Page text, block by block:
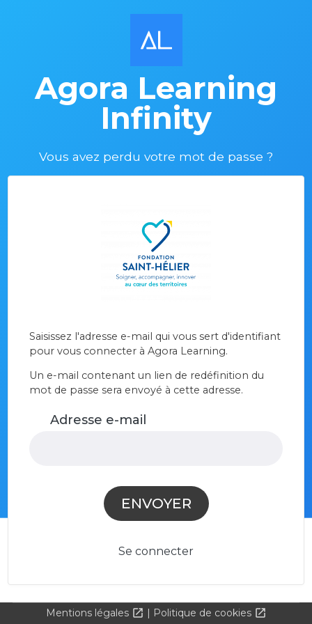
Agora Learning
Infinity
Vous avez perdu votre mot de passe ?
Saisissez l'adresse e-mail qui vous sert d'identifiant
pour vous connecter à Agora Learning.
Un e-mail contenant un lien de redéfinition du
mot de passe sera envoyé à cette adresse.
Adresse e-mail
ENVOYER
Se connecter
Mentions légales Politique de cookies